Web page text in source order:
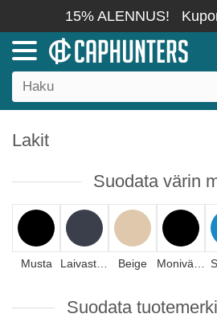
15% ALENNUS!
Lakit
Suodata värin
Musta Beige
Suodata